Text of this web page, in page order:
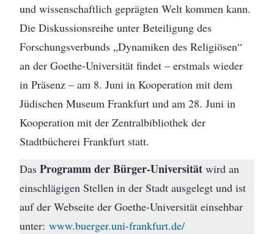
und wissenschaftlich geprägten Welt kommen kann.
Die Diskussionsreihe unter Beteiligung des
Forschungsverbunds „Dynamiken des Religiösen“
an der Goethe-Universität findet – erstmals wieder
in Präsenz – am 8. Juni in Kooperation mit dem
Jüdischen Museum Frankfurt und am 28. Juni in
Kooperation mit der Zentralbibliothek der
Stadtbücherei Frankfurt statt.
Das Programm der Bürger-Universität wird an
einschlägigen Stellen in der Stadt ausgelegt und ist
auf der Webseite der Goethe-Universität einsehbar
unter:www.buerger.uni-frankfurt.de/